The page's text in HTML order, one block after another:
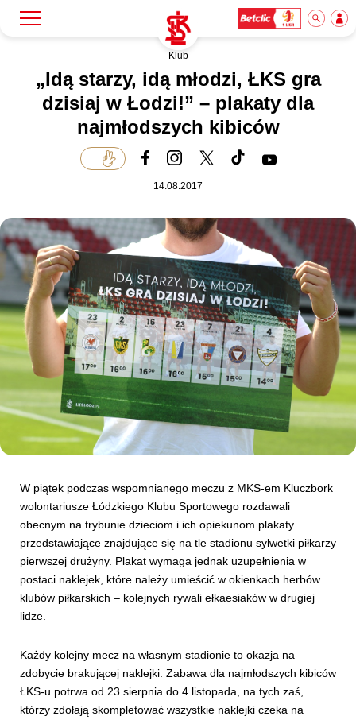
Klub
Akademia
Biznes
Dla mediów
Kibice
SKLEP KUP BILET
Klub
„Idą starzy, idą młodzi, ŁKS gra
dzisiaj w Łodzi!” – plakaty dla
najmłodszych kibiców
14.08.2017
W piątek podczas wspomnianego meczu z MKS-em Kluczbork
wolontariusze Łódzkiego Klubu Sportowego rozdawali
obecnym na trybunie dzieciom i ich opiekunom plakaty
przedstawiające znajdujące się na tle stadionu sylwetki piłkarzy
pierwszej drużyny. Plakat wymaga jednak uzupełnienia w
postaci naklejek, które należy umieścić w okienkach herbów
klubów piłkarskich – kolejnych rywali ełkaesiaków w drugiej
lidze.
Każdy kolejny mecz na własnym stadionie to okazja na
zdobycie brakującej naklejki. Zabawa dla najmłodszych kibiców
ŁKS-u potrwa od 23 sierpnia do 4 listopada, na tych zaś,
którzy zdołają skompletować wszystkie naklejki czeka na